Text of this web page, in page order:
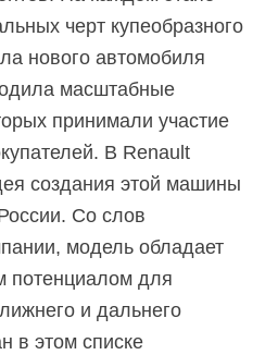
черт купеобразного
нового автомобиля
масштабные
принимали участие
В Renault
создания этой машины
Со слов
модель обладает
потенциалом для
и дальнего
в этом списке